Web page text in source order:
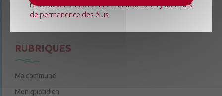
Nous contacter
RUBRIQUES
Ma commune
Mon quotidien
reste ouverte aux horaires habituels. Il n'y aura pas
de permanence des élus